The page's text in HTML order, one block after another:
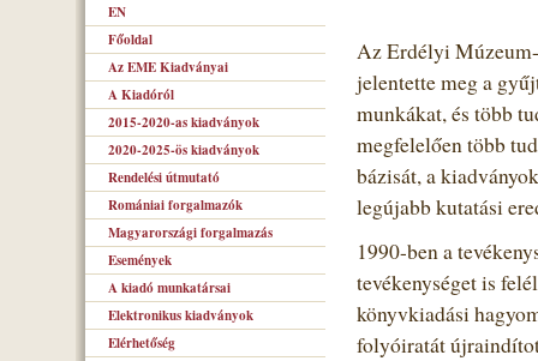
EN
Főoldal
Az EME Kiadványai
A Kiadóról
2015-2020-as kiadványok
2020-2025-ös kiadványok
Rendelési útmutató
Romániai forgalmazók
Magyarországi forgalmazás
Események
A kiadó munkatársai
Elektronikus kiadványok
Elérhetőség
Az Erdélyi Múzeum-
jelentette meg a
munkákat, és több
megfelelően több
bázisát, a
legújabb kutatási
1990-ben a
tevékenységet is
könyvkiadási
folyóiratát